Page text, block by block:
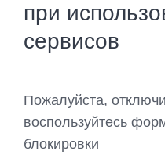
при
сервисов
Пожалуйста,
воспользуйтесь
блокировки